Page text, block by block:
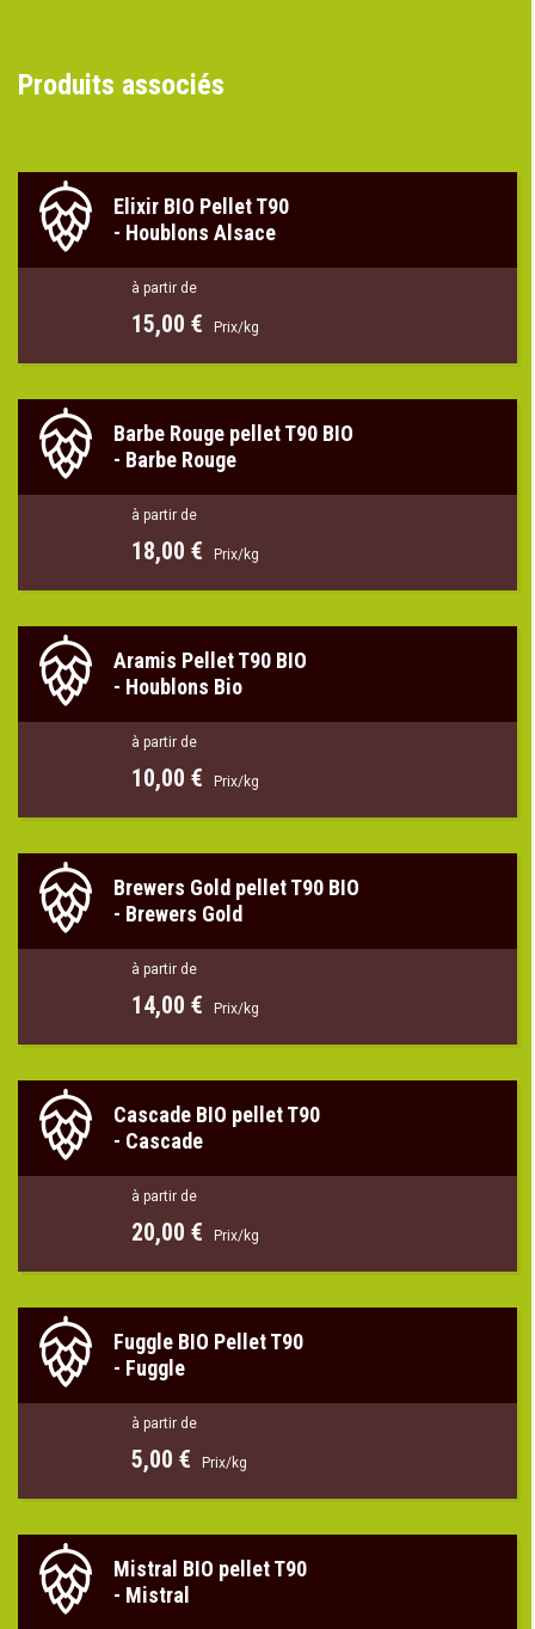
Produits associés
Elixir BIO Pellet T90
- Houblons Alsace
à partir de
15,00 € Prix/kg
Barbe Rouge pellet T90 BIO
- Barbe Rouge
à partir de
18,00 € Prix/kg
Aramis Pellet T90 BIO
- Houblons Bio
à partir de
10,00 € Prix/kg
Brewers Gold pellet T90 BIO
- Brewers Gold
à partir de
14,00 € Prix/kg
Cascade BIO pellet T90
- Cascade
à partir de
20,00 € Prix/kg
Fuggle BIO Pellet T90
- Fuggle
à partir de
5,00 € Prix/kg
Mistral BIO pellet T90
- Mistral